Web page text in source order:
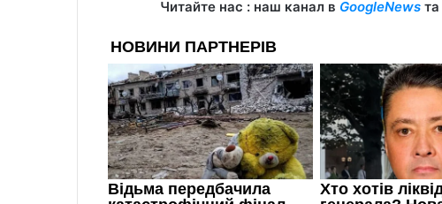
Читайте нас : наш канал в GoogleNewsта